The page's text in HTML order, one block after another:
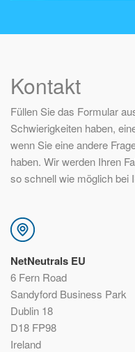
Kontakt
Füllen Sie das Formular
Schwierigkeiten haben,
wenn Sie eine andere
haben. Wir werden Ihren
so schnell wie möglich bei
NetNeutrals EU
6 Fern Road
Sandyford Business Park
Dublin 18
D18 FP98
Ireland